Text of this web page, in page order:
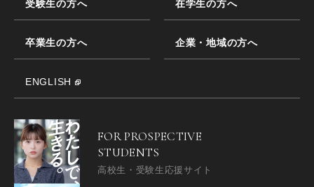
受験生の方へ 在学生の方へ
卒業生の方へ 企業・地域の方へ
ENGLISH
FOR PROSPECTIVE
STUDENTS
高校生・受験生応援サイト